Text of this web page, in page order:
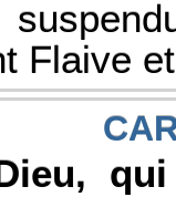
Flaive
qui